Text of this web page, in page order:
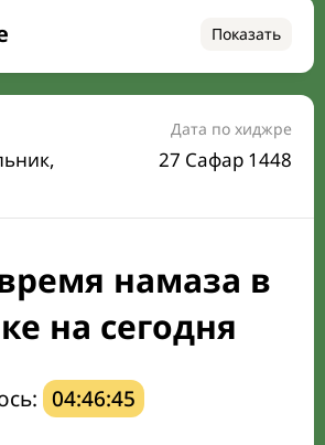
Показать
сегодня
месяц
Ифтара на сегодня
Дата по хиджре
27 Сафар 1448
намаза в
на сегодня
04:46:44